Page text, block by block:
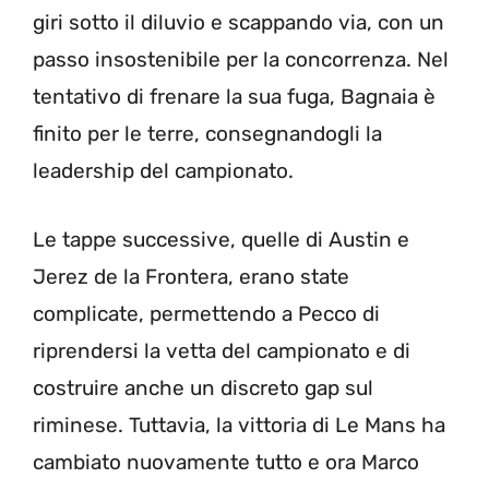
giri sotto il diluvio e scappando via, con un
passo insostenibile per la concorrenza. Nel
tentativo di frenare la sua fuga, Bagnaia è
finito per le terre, consegnandogli la
leadership del campionato.
Le tappe successive, quelle di Austin e
Jerez de la Frontera, erano state
complicate, permettendo a Pecco di
riprendersi la vetta del campionato e di
costruire anche un discreto gap sul
riminese. Tuttavia, la vittoria di Le Mans ha
cambiato nuovamente tutto e ora Marco